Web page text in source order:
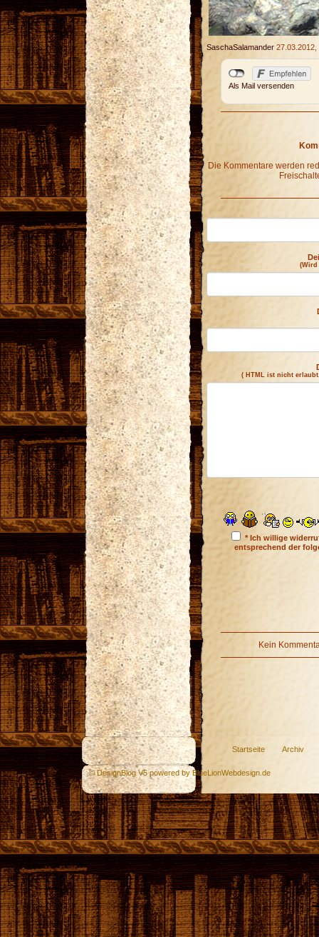
SaschaSalamander 27.03.2012,
Als Mail versenden
Die Kommentare werden
(Wird
( HTML ist nicht
* Ich willige
entsprechend der
Kein
Startseite Archiv
© DesignBlog V5 powered by BlueLionWebdesign.de